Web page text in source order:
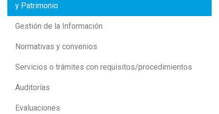
y Patrimonio
Gestión de la Información
Normativas y convenios
Servicios o trámites con requisitos/procedimientos
Auditorías
Evaluaciones